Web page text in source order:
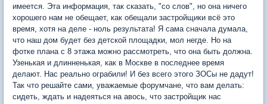
имеется. Эта информация, так сказать, "со слов", но она ничего
хорошего нам не обещает, как обещали застройщики всё это
время, хотя на деле - ноль результата! Я сама сначала думала,
что наш дом будет без детской площадки, мол негде. Но на
фотке плана с 8 этажа можно рассмотреть, что она быть должна.
Узенькая и длинненькая, как в Москве в последнее время
делают. Нас реально ограбили! И без всего этого ЗОСы не дадут!
Так что решайте сами, уважаемые форумчане, что вам делать:
сидеть, ждать и надеяться на авось, что застройщик нас